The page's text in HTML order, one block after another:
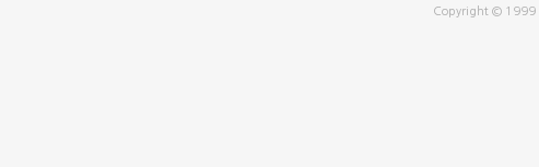
Copyright © 1999